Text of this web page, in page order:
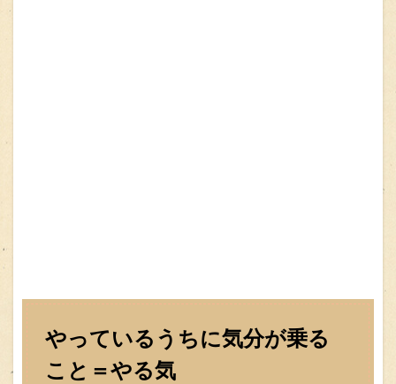
やっているうちに気分が乗る
こと＝やる気